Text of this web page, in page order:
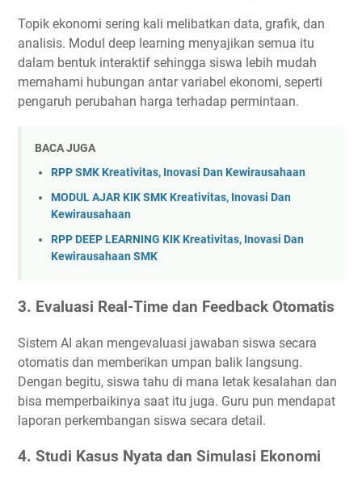
Topik ekonomi sering kali melibatkan data, grafik, dan
analisis. Modul deep learning menyajikan semua itu
dalam bentuk interaktif sehingga siswa lebih mudah
memahami hubungan antar variabel ekonomi, seperti
pengaruh perubahan harga terhadap permintaan.
BACA JUGA
RPP SMK Kreativitas, Inovasi Dan Kewirausahaan
MODUL AJAR KIK SMK Kreativitas, Inovasi Dan
Kewirausahaan
RPP DEEP LEARNING KIK Kreativitas, Inovasi Dan
Kewirausahaan SMK
3. Evaluasi Real-Time dan Feedback Otomatis
Sistem AI akan mengevaluasi jawaban siswa secara
otomatis dan memberikan umpan balik langsung.
Dengan begitu, siswa tahu di mana letak kesalahan dan
bisa memperbaikinya saat itu juga. Guru pun mendapat
laporan perkembangan siswa secara detail.
4. Studi Kasus Nyata dan Simulasi Ekonomi